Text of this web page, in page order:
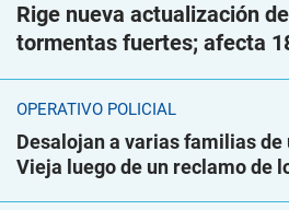
Rige nueva actualización
tormentas fuertes; afecta
OPERATIVO POLICIAL
Desalojan a varias familias de
Vieja luego de un reclamo de